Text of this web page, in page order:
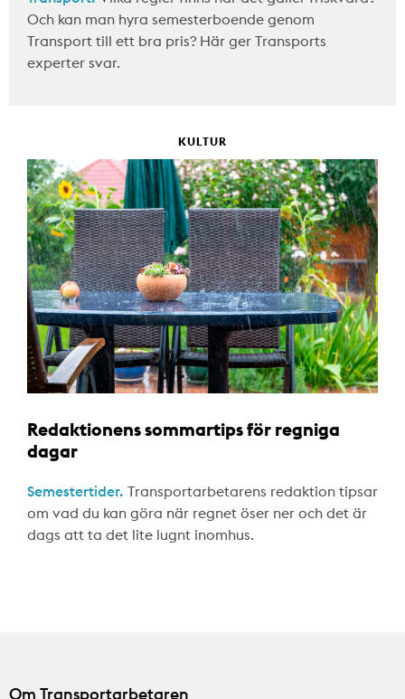
Och kan man hyra semesterboende genom
Transport till ett bra pris? Här ger Transports
experter svar.
KULTUR
Redaktionens sommartips för regniga
dagar
Semestertider. Transportarbetarens redaktion tipsar
om vad du kan göra när regnet öser ner och det är
dags att ta det lite lugnt inomhus.
Om Transportarbetaren